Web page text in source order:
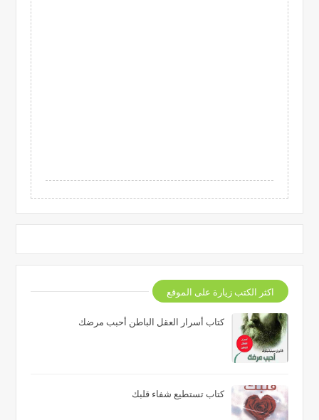
اكثر الكتب زيارة على الموقع
كتاب أسرار العقل الباطن أحبب مرضك
كتاب تستطيع شفاء قلبك